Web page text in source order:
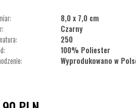
8,0 x 7,0 cm
Czarny
250
100% Poliester
Wyprodukowano w